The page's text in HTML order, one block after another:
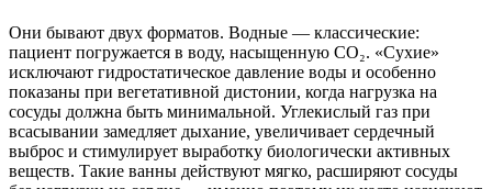
Они бывают двух форматов. Водные — классические:
пациент погружается в воду, насыщенную CO₂. «Сухие»
исключают гидростатическое давление воды и особенно
показаны при вегетативной дистонии, когда нагрузка на
сосуды должна быть минимальной. Углекислый газ при
всасывании замедляет дыхание, увеличивает сердечный
выброс и стимулирует выработку биологически активных
веществ. Такие ванны действуют мягко, расширяют сосуды